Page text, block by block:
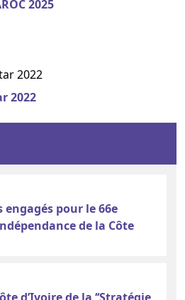
2025
2022
engagés pour le 66e
de la Côte